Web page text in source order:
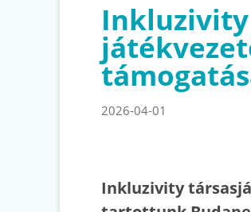
2026-04-01
Inkluzivity